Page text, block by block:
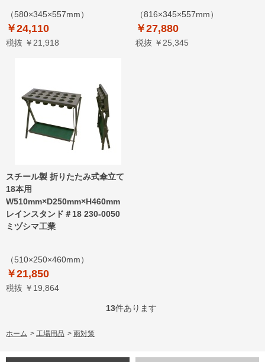
（580×345×557mm）
￥24,110
税抜 ￥21,918
（816×345×557mm）
￥27,880
税抜 ￥25,345
スチール製 折りたたみ式傘立て
18本用
W510mm×D250mm×H460mm
レインスタンド＃18 230-0050
ミヅシマ工業
（510×250×460mm）
￥21,850
税抜 ￥19,864
13件あります
ホーム > 工場用品 > 雨対策